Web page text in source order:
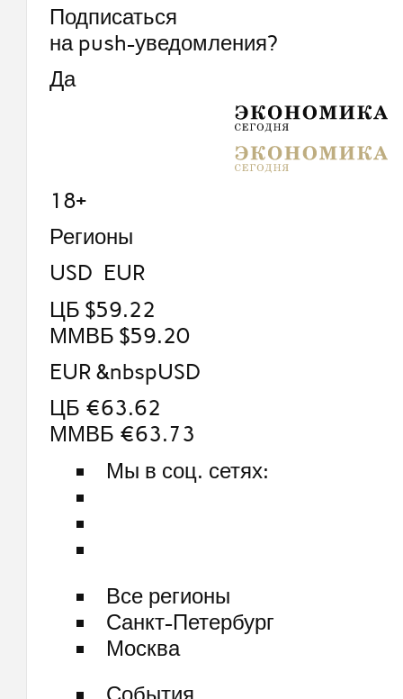
Подписаться
на push-уведомления?
Да
18+
Регионы
USD EUR
ЦБ $59.22
ММВБ $59.20
EUR &nbspUSD
ЦБ €63.62
ММВБ €63.73
Мы в соц. сетях:
Все регионы
Санкт-Петербург
Москва